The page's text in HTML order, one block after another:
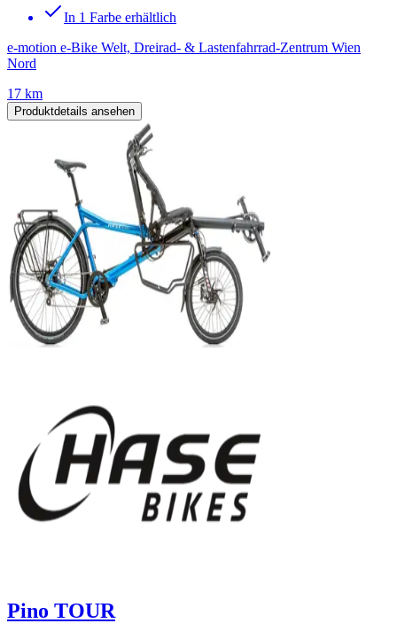
In 1 Farbe erhältlich
e-motion e-Bike Welt, Dreirad- & Lastenfahrrad-Zentrum Wien
Nord
17 km
Produktdetails ansehen
Pino TOUR